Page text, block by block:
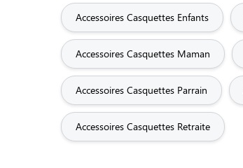
Accessoires Casquettes Enfants
Accessoires Casquettes Maman
Accessoires Casquettes Parrain
Accessoires Casquettes Retraite